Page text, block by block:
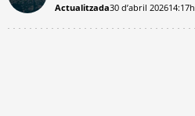
Actualitzada30 d’abril 202614:17h